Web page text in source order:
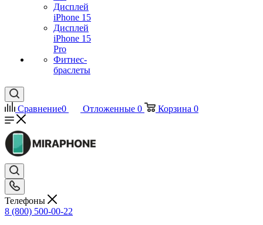
Дисплей
iPhone 15
Дисплей
iPhone 15
Pro
Фитнес-
браслеты
Сравнение0 Отложенные 0 Корзина 0
Телефоны
8 (800) 500-00-22